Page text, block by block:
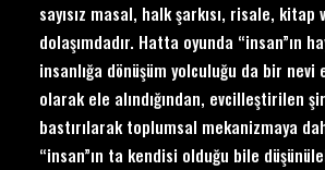
sayısız masal, halk şarkısı, risale, kitap
dolaşımdadır. Hatta oyunda “insan”ın
insanlığa dönüşüm yolculuğu da bir
olarak ele alındığından, evcilleştirilen
bastırılarak toplumsal mekanizmaya
“insan”ın ta kendisi olduğu bile